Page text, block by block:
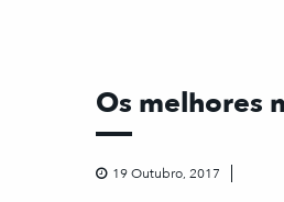
Os melhores
19 Outubro, 2017